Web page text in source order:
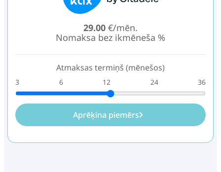
29.00 €/mēn.
Nomaksa bez ikmēneša %
Atmaksas termiņš (mēnešos)
3 6 12 24 36
Aprēķina piemērs